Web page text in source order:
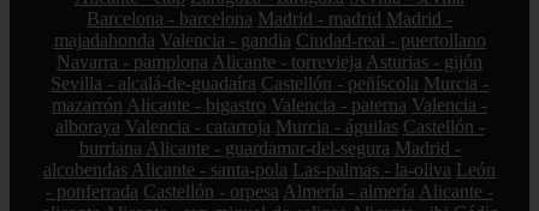
Barcelona - barcelona Madrid - madrid Madrid -
majadahonda Valencia - gandia Ciudad-real - puertollano
Navarra - pamplona Alicante - torrevieja Asturias - gijón
Sevilla - alcalá-de-guadaíra Castellón - peñíscola Murcia -
mazarrón Alicante - bigastro Valencia - paterna Valencia -
alboraya Valencia - catarroja Murcia - águilas Castellón -
burriana Alicante - guardamar-del-segura Madrid -
alcobendas Alicante - santa-pola Las-palmas - la-oliva León
- ponferrada Castellón - orpesa Almería - almería Alicante -